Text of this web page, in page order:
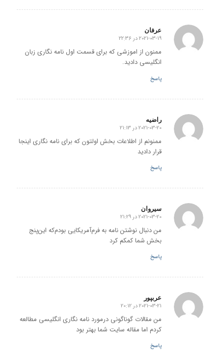
عرفان
گفته:
2021-03-19 در 22:36
ممنون از اموزشی که برای قسمت اول نامه نگاری زبان
انگلیسی دادید.
پاسخ
راضیه
گفته:
2021-03-20 در 21:13
ممنونم از اطلاعات بخش اولتون که برای نامه نگاری اینجا
قرار دادید
پاسخ
سیروان
گفته:
2021-03-20 در 21:29
من دنبال نوشتن نامه به فرم‌آمریکایی بودم‌که این‌پنج
بخش شما کمکم کرد
پاسخ
عربپور
گفته:
2021-03-21 در 20:12
من مقالات گوناگونی درمورد نامه نگاری انگلیسی مطالعه
کردم اما مقاله سایت شما بهتر بود
پاسخ